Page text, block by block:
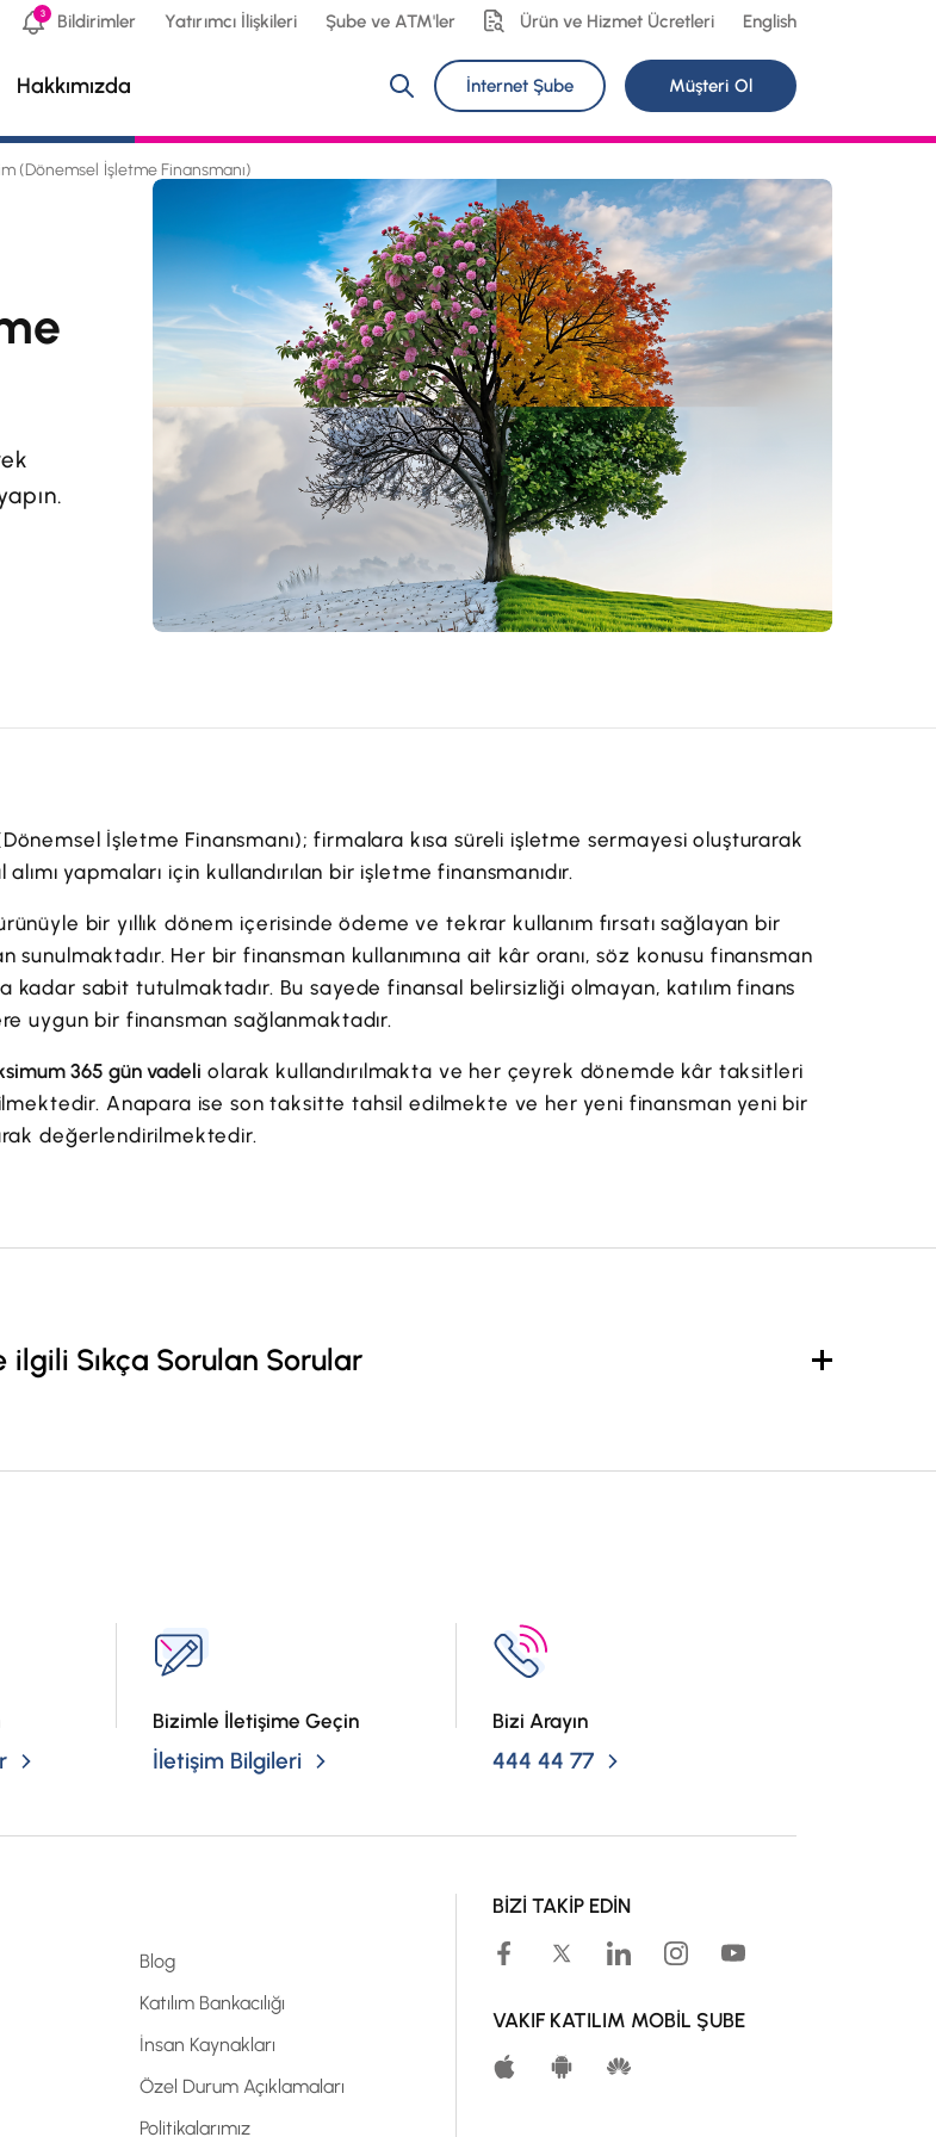
3 Bildirimler Yatırımcı İlişkileri Şube ve ATM'ler Ürün ve Hizmet Ücretleri English
Hakkımızda İnternet Şube Müşteri Ol
(Dönemsel İşletme Finansmanı)
İşletme Finansmanı); firmalara kısa süreli işletme sermayesi oluşturarak
yapmaları için kullandırılan bir işletme finansmanıdır.
bir yıllık dönem içerisinde ödeme ve tekrar kullanım fırsatı sağlayan bir
sunulmaktadır. Her bir finansman kullanımına ait kâr oranı, söz konusu finansman
kadar sabit tutulmaktadır. Bu sayede finansal belirsizliği olmayan, katılım finans
uygun bir finansman sağlanmaktadır.
365 gün vadeli olarak kullandırılmakta ve her çeyrek dönemde kâr taksitleri
Anapara ise son taksitte tahsil edilmekte ve her yeni finansman yeni bir
değerlendirilmektedir.
Sıkça Sorulan Sorular
Bizimle İletişime Geçin
İletişim Bilgileri
Bizi Arayın
444 44 77
Blog
Katılım Bankacılığı
İnsan Kaynakları
Özel Durum Açıklamaları
Politikalarımız
BİZİ TAKİP EDİN
VAKIF KATILIM MOBİL ŞUBE